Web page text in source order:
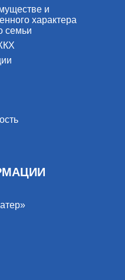
и
характера
семьи